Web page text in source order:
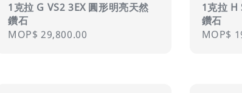
1克拉 G VS2 3EX 圓形明亮天然
鑽石
Regular
MOP$ 29,800.00
1克拉 H
鑽石
Regular
MOP$